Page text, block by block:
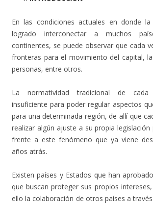
En las condiciones actuales en donde la
logrado interconectar a muchos
continentes, se puede observar que cada
fronteras para el movimiento del capital,
personas, entre otros.
La normatividad tradicional de cada
insuficiente para poder regular aspectos
para una determinada región, de allí que
realizar algún ajuste a su propia
frente a este fenómeno que ya viene
años atrás.
Existen países y Estados que han
que buscan proteger sus propios
ello la colaboración de otros países a